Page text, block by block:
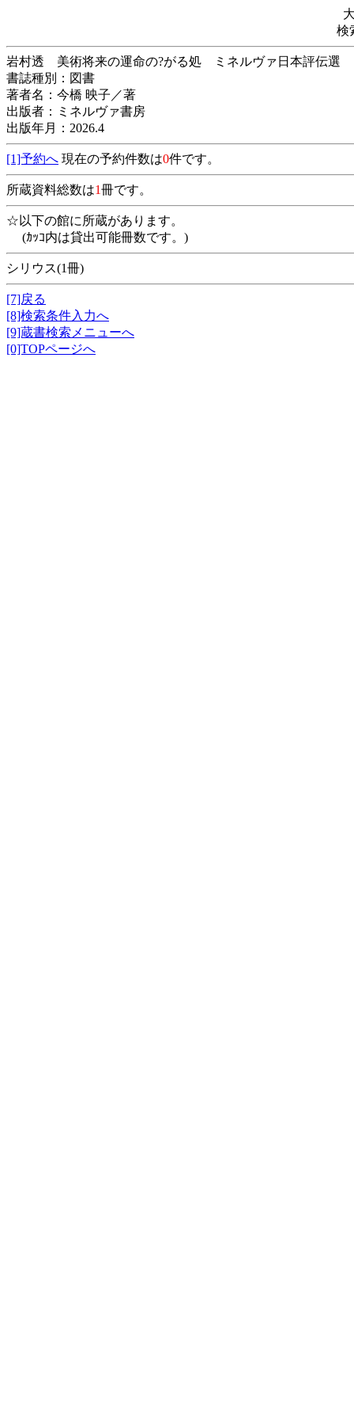
検
岩村透 美術将来の運命の?がる処 ミネルヴァ日本評伝
書誌種別：図書
著者名：今橋 映子／著
出版者：ミネルヴァ書房
出版年月：2026.4
[1]予約へ 現在の予約件数は0件です。
所蔵資料総数は1冊です。
☆以下の館に所蔵があります。
(ｶｯｺ内は貸出可能冊数です。)
シリウス(1冊)
[7]戻る
[8]検索条件入力へ
[9]蔵書検索メニューへ
[0]TOPページへ